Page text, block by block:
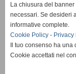
Via
La chiusura del
necessari. Se desideri
informative complete.
Cookie Policy - Privacy
Il tuo consenso ha
Cookie accettati nel